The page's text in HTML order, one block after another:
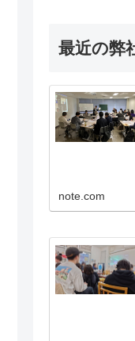
最近の弊
note.com